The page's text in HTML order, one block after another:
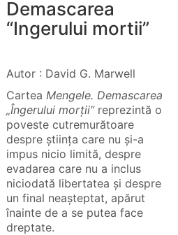
Demascarea
“Ingerului mortii”
Autor : David G. Marwell
Cartea Mengele. Demascarea
„Îngerului morții”reprezintă o
poveste cutremurătoare
despre știința care nu și-a
impus nicio limită, despre
evadarea care nu a inclus
niciodată libertatea și despre
un final neașteptat, apărut
înainte de a se putea face
dreptate.